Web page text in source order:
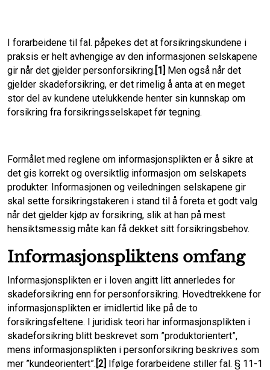
I forarbeidene til fal. påpekes det at forsikringskundene i
praksis er helt avhengige av den informasjonen selskapene
gir når det gjelder personforsikring. [1] Men også når det
gjelder skadeforsikring, er det rimelig å anta at en meget
stor del av kundene utelukkende henter sin kunnskap om
forsikring fra forsikringsselskapet før tegning.
Formålet med reglene om informasjonsplikten er å sikre at
det gis korrekt og oversiktlig informasjon om selskapets
produkter. Informasjonen og veiledningen selskapene gir
skal sette forsikringstakeren i stand til å foreta et godt valg
når det gjelder kjøp av forsikring, slik at han på mest
hensiktsmessig måte kan få dekket sitt forsikringsbehov.
Informasjonspliktens omfang
Informasjonsplikten er i loven angitt litt annerledes for
skadeforsikring enn for personforsikring. Hovedtrekkene for
informasjonsplikten er imidlertid like på de to
forsikringsfeltene. I juridisk teori har informasjonsplikten i
skadeforsikring blitt beskrevet som ”produktorientert”,
mens informasjonsplikten i personforsikring beskrives som
mer ”kundeorientert”. [2] Ifølge forarbeidene stiller fal. § 11-1